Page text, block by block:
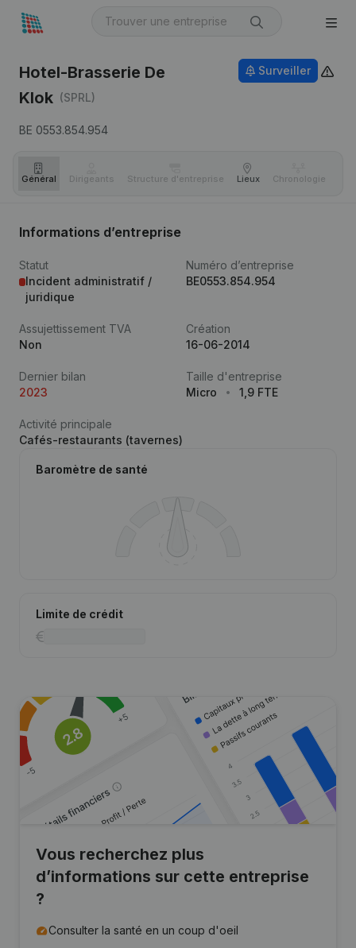
Hotel-Brasserie De
Klok (SPRL)
BE 0553.854.954
Surveiller
Général Dirigeants Structure d'entreprise Lieux Chronologie
Informations d’entreprise
Statut
Incident administratif /
juridique
Numéro d’entreprise
BE0553.854.954
Assujettissement TVA
Non
Création
16-06-2014
Dernier bilan
2023
Taille d'entreprise
Micro
1,9 FTE
Activité principale
Cafés-restaurants (tavernes)
Baromètre de santé
Limite de crédit
Vous recherchez plus
d’informations sur cette entreprise
?
Consulter la santé en un coup d'oeil